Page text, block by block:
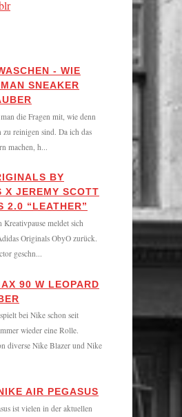
- WIE
SNEAKER
die Fragen mit, wie denn
zu reinigen sind. Da ich das
machen, h...
BY
X JEREMY SCOTT
2.0 “LEATHER”
Kreativpause meldet sich
Originals ObyO zurück.
geschn...
90 W LEOPARD
bei Nike schon seit
wieder eine Rolle.
diverse Nike Blazer und Nike
AIR PEGASUS
ist vielen in der aktuellen